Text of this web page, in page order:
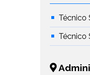
Técnico
Técnico